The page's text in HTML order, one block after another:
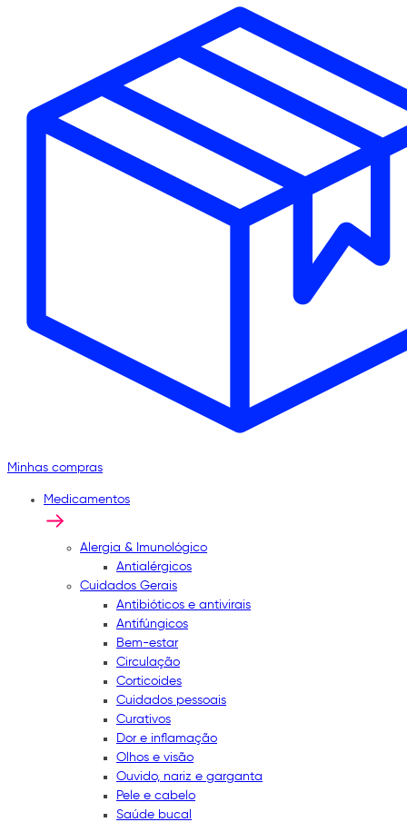
Minhas compras
Medicamentos
Alergia & Imunológico
Antialérgicos
Cuidados Gerais
Antibióticos e antivirais
Antifúngicos
Bem-estar
Circulação
Corticoides
Cuidados pessoais
Curativos
Dor e inflamação
Olhos e visão
Ouvido, nariz e garganta
Pele e cabelo
Saúde bucal